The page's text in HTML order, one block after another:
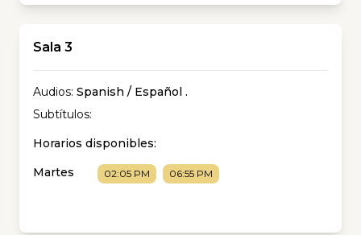
Sala 3
Audios: Spanish / Español .
Subtítulos:
Horarios disponibles:
Martes
02:05 PM 06:55 PM